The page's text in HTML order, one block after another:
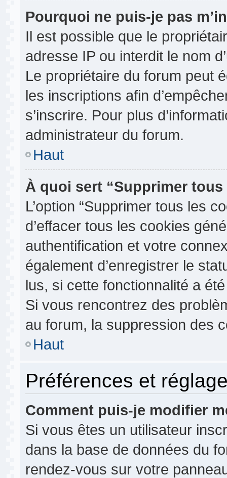
Pourquoi ne puis-je pas
Il est possible que le
adresse IP ou interdit le nom
Le propriétaire du forum peut
les inscriptions afin
s’inscrire. Pour plus
administrateur du forum.
Haut
À quoi sert “Supprimer
L’option “Supprimer tous les
d’effacer tous les cookies
authentification et votre
également d’enregistrer le
lus, si cette fonctionnalité a
Si vous rencontrez des
au forum, la suppression des
Haut
Préférences et
Comment puis-je modifier
Si vous êtes un utilisateur
dans la base de données du
rendez-vous sur votre